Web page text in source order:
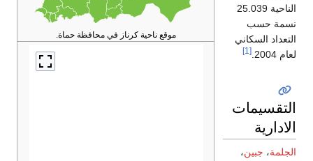
موقع ناحية كرناز في محافظة حماة.
الناحية 25.039
نسمة حسب
التعداد السكاني
لعام 2004.
[1]
التقسيمات
الادارية
الجلمة، جبين،